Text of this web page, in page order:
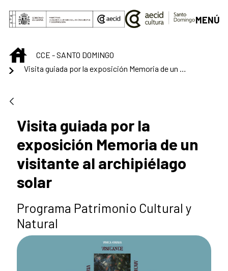
Saltar al contenido principal
MENÚ
INICIOCCE - SANTO DOMINGO
Visita guiada por la exposición Memoria de un visitante al archipiélago solar
Visita guiada por la
exposición Memoria de un
visitante al archipiélago
solar
Programa Patrimonio Cultural y
Natural